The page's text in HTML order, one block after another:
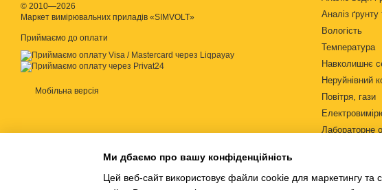
© 2010—2026
Маркет вимірювальних приладів «SIMVOLT»
Приймаємо до оплати
Мобільна версія
Аналіз
Вологість
Температура
Навколишнє
Неруйнівний
Повітря, гази
Лабораторне
Ph-метри
Ми дбаємо про вашу конфіденційність
Цей веб-сайт використовує файли cookie для маркетингу та